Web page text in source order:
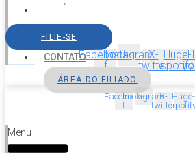
SERVIÇOS
AGENDA
CONTATO
FILIE-SE
Facebook-
f
InstagramX-
twitter
Huge-
spotify
ÁREA DO FILIADO
Facebook-
f
InstagramX-
twitter
Huge-
Menu